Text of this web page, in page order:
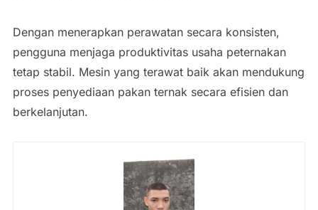
Dengan menerapkan perawatan secara konsisten,
pengguna menjaga produktivitas usaha peternakan
tetap stabil. Mesin yang terawat baik akan mendukung
proses penyediaan pakan ternak secara efisien dan
berkelanjutan.